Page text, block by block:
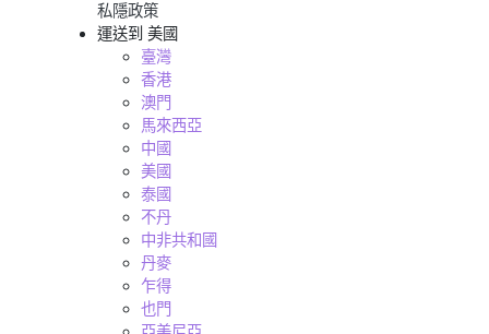
私隱政策
運送到 美國
臺灣
香港
澳門
馬來西亞
中國
美國
泰國
不丹
中非共和國
丹麥
乍得
也門